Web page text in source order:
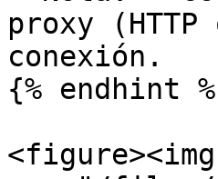
proxy
conexión.
{% endhint
<figure><img